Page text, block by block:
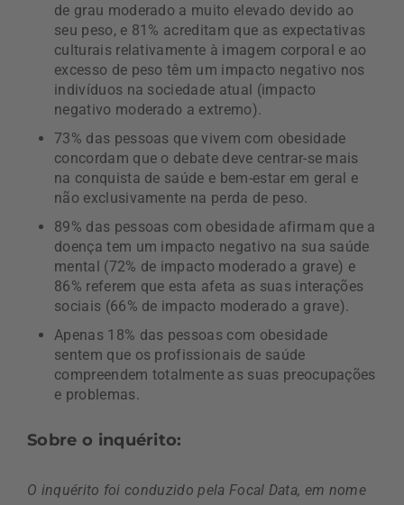
de grau moderado a muito elevado devido ao
seu peso, e 81% acreditam que as expectativas
culturais relativamente à imagem corporal e ao
excesso de peso têm um impacto negativo nos
indivíduos na sociedade atual (impacto
negativo moderado a extremo).
73% das pessoas que vivem com obesidade
concordam que o debate deve centrar-se mais
na conquista de saúde e bem-estar em geral e
não exclusivamente na perda de peso.
89% das pessoas com obesidade afirmam que a
doença tem um impacto negativo na sua saúde
mental (72% de impacto moderado a grave) e
86% referem que esta afeta as suas interações
sociais (66% de impacto moderado a grave).
Apenas 18% das pessoas com obesidade
sentem que os profissionais de saúde
compreendem totalmente as suas preocupações
e problemas.
Sobre o inquérito:
O inquérito foi conduzido pela Focal Data, em nome